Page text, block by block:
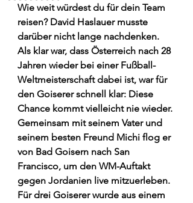
Wie weit würdest du für dein Team
reisen? David Haslauer musste
darüber nicht lange nachdenken.
Als klar war, dass Österreich nach 28
Jahren wieder bei einer Fußball-
Weltmeisterschaft dabei ist, war für
den Goiserer schnell klar: Diese
Chance kommt vielleicht nie wieder.
Gemeinsam mit seinem Vater und
seinem besten Freund Michi flog er
von Bad Goisern nach San
Francisco, um den WM-Auftakt
gegen Jordanien live mitzuerleben.
Für drei Goiserer wurde aus einem